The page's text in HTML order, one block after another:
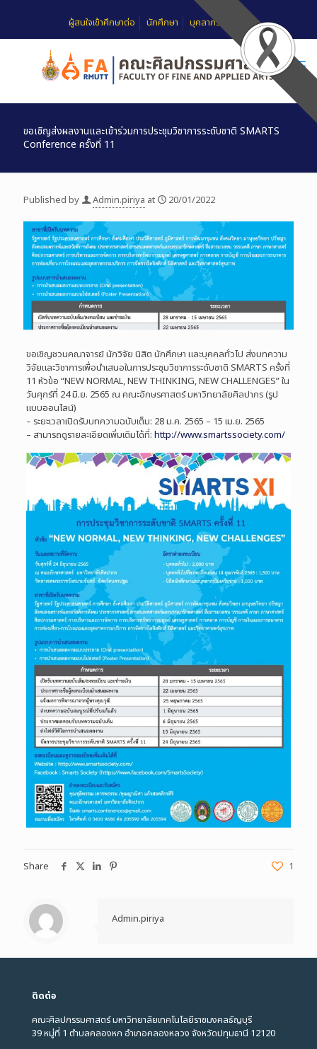
ผู้สนใจเข้าศึกษาต่อ นักศึกษา บุคลากร
ขอเชิญส่งผลงานและเข้าร่วมการประชุมวิชาการระดับชาติ SMARTS
Conference ครั้งที่ 11
Published by Admin.piriya at 20/01/2022
ขอเชิญชวนคณาจารย์ นักวิจัย นิสิต นักศึกษา และบุคคลทั่วไป ส่งบทความ
วิจัยและวิชาการเพื่อนำเสนอในการประชุมวิชาการระดับชาติ SMARTS ครั้งที่
11 หัวข้อ “NEW NORMAL, NEW THINKING, NEW CHALLENGES” ใน
วันศุกร์ที่ 24 มิ.ย. 2565 ณ คณะอักษรศาสตร์ มหาวิทยาลัยศิลปากร (รูป
แบบออนไลน์)
– ระยะเวลาเปิดรับบทความฉบับเต็ม: 28 ม.ค. 2565 – 15 เม.ย. 2565
– สามารถดูรายละเอียดเพิ่มเติมได้ที่: http://www.smartssociety.com/
Share 1
Admin.piriya
ติดต่อ
คณะศิลปกรรมศาสตร์ มหาวิทยาลัยเทคโนโลยีราชมงคลธัญบุรี
39 หมู่ที่ 1 ตำบลคลองหก อำเภอคลองหลวง จังหวัดปทุมธานี 12120